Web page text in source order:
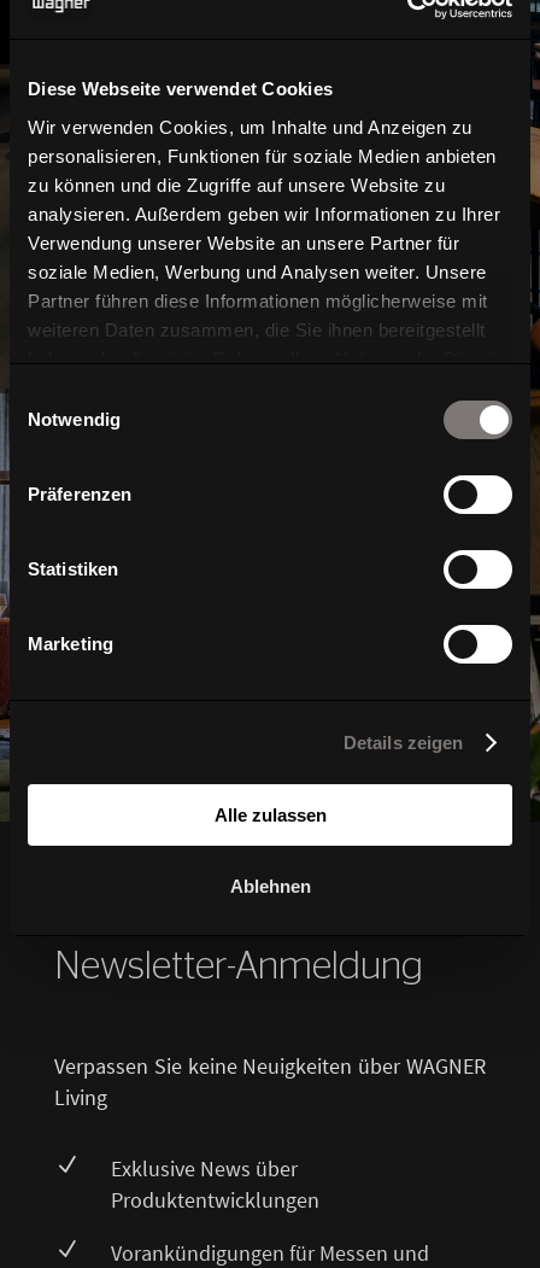
Diese Webseite verwendet Cookies
Wir verwenden Cookies, um Inhalte und Anzeigen zu
personalisieren, Funktionen für soziale Medien anbieten
zu können und die Zugriffe auf unsere Website zu
analysieren. Außerdem geben wir Informationen zu Ihrer
Verwendung unserer Website an unsere Partner für
soziale Medien, Werbung und Analysen weiter. Unsere
Partner führen diese Informationen möglicherweise mit
weiteren Daten zusammen, die Sie ihnen bereitgestellt
haben oder die sie im Rahmen Ihrer Nutzung der Dienste
Notwendig
Präferenzen
Statistiken
Marketing
Details zeigen
Alle zulassen
Ablehnen
Interior
Newsletter-Anmeldung
Verpassen Sie keine Neuigkeiten über WAGNER
Living
N
Exklusive News über
Produktentwicklungen
N
Vorankündigungen für Messen und